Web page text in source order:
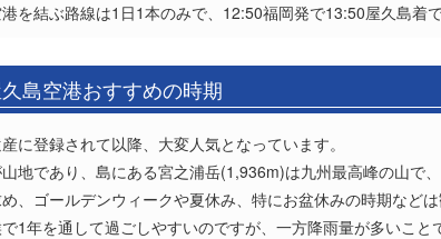
を結ぶ路線は1日1本のみで、12:50福岡発で13:50屋久島着で
島空港おすすめの時期
に登録されて以降、大変人気となっています。
地であり、島にある宮之浦岳(1,936m)は九州最高峰の山で
、ゴールデンウィークや夏休み、特にお盆休みの時期などは
1年を通して過ごしやすいのですが、一方降雨量が多いこと